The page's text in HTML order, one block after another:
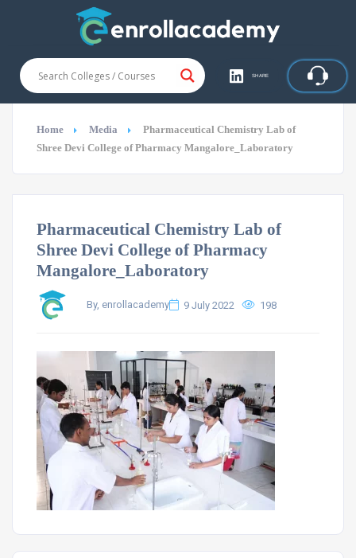
SHARE
Home Media
Pharmaceutical Chemistry Lab of
Shree Devi College of Pharmacy Mangalore_Laboratory
Pharmaceutical Chemistry Lab of
Shree Devi College of Pharmacy
Mangalore_Laboratory
By, enrollacademy 9 July 2022 198